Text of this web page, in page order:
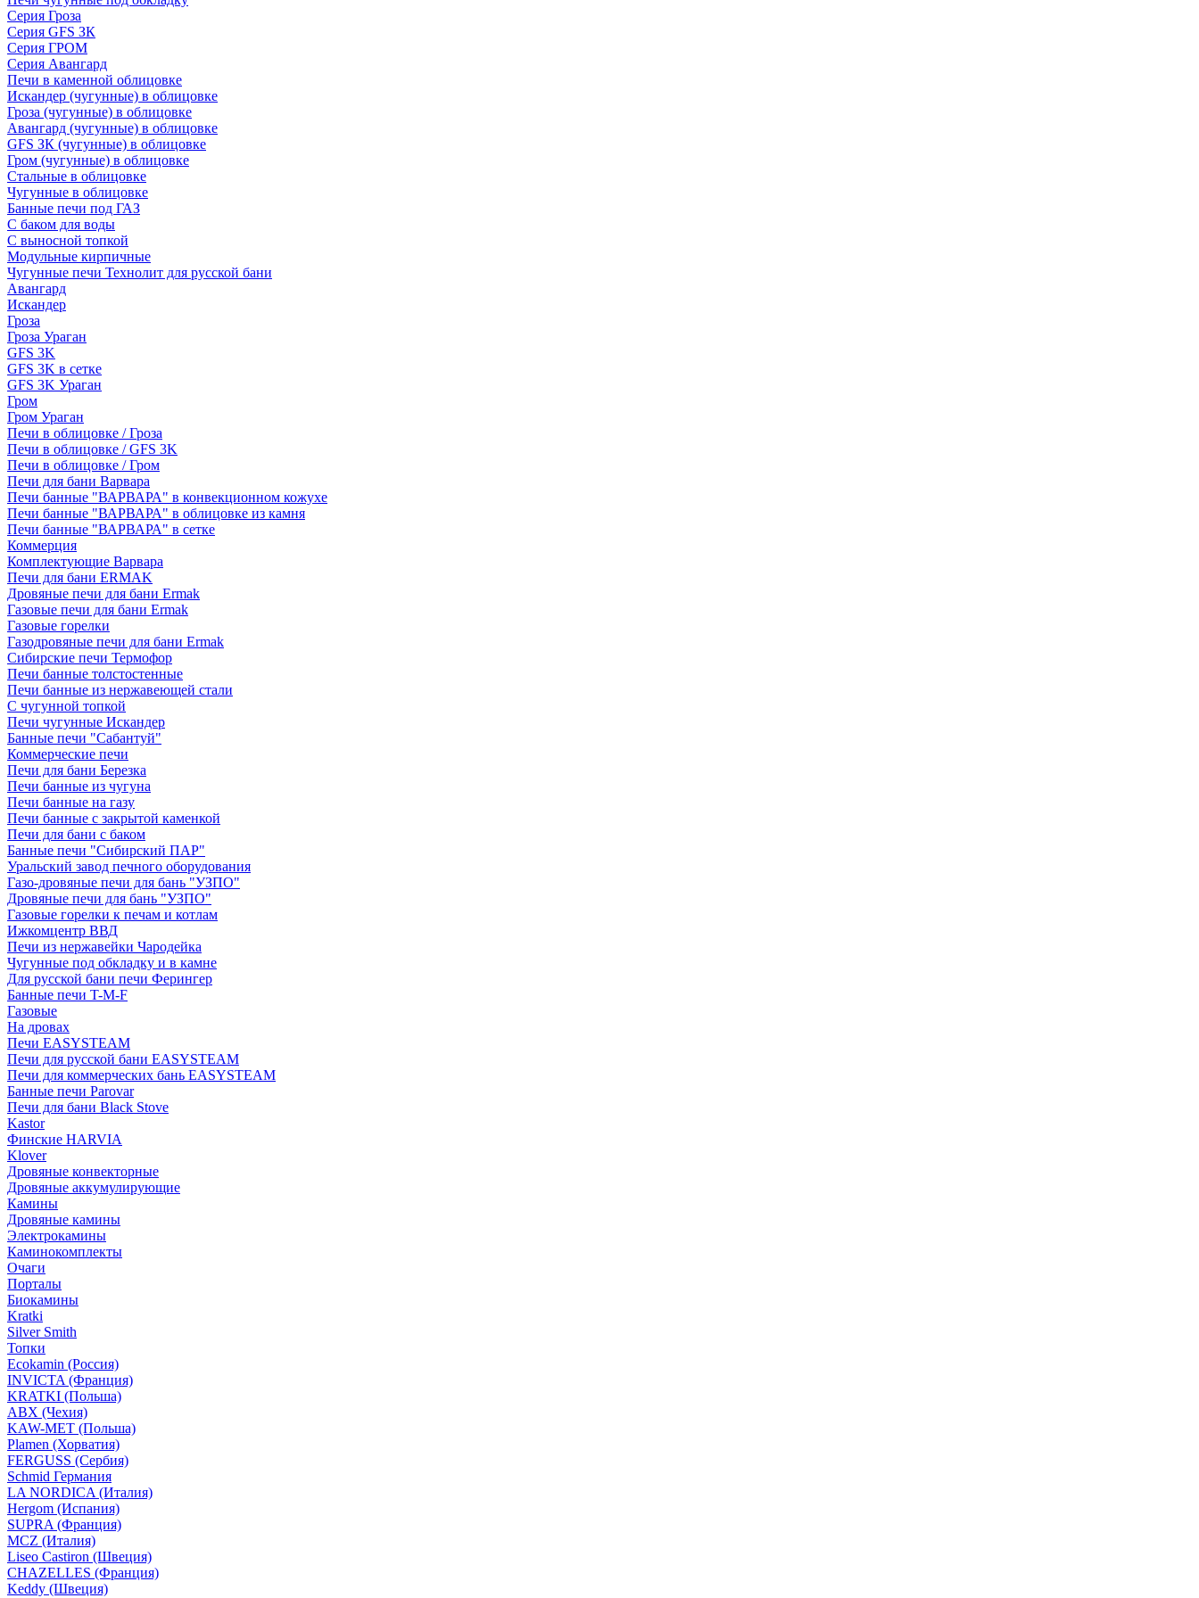
Серия Гроза
Серия GFS ЗК
Серия ГРОМ
Серия Авангард
Печи в каменной облицовке
Искандер (чугунные) в облицовке
Гроза (чугунные) в облицовке
Авангард (чугунные) в облицовке
GFS ЗК (чугунные) в облицовке
Гром (чугунные) в облицовке
Стальные в облицовке
Чугунные в облицовке
Банные печи под ГАЗ
С баком для воды
С выносной топкой
Модульные кирпичные
Чугунные печи Технолит для русской бани
Авангард
Искандер
Гроза
Гроза Ураган
GFS 3K
GFS 3K в сетке
GFS 3K Ураган
Гром
Гром Ураган
Печи в облицовке / Гроза
Печи в облицовке / GFS 3K
Печи в облицовке / Гром
Печи для бани Варвара
Печи банные "ВАРВАРА" в конвекционном кожухе
Печи банные "ВАРВАРА" в облицовке из камня
Печи банные "ВАРВАРА" в сетке
Коммерция
Комплектующие Варвара
Печи для бани ERMAK
Дровяные печи для бани Ermak
Газовые печи для бани Ermak
Газовые горелки
Газодровяные печи для бани Ermak
Сибирские печи Термофор
Печи банные толстостенные
Печи банные из нержавеющей стали
С чугунной топкой
Печи чугунные Искандер
Банные печи "Сабантуй"
Коммерческие печи
Печи для бани Березка
Печи банные из чугуна
Печи банные на газу
Печи банные с закрытой каменкой
Печи для бани с баком
Банные печи "Сибирский ПАР"
Уральский завод печного оборудования
Газо-дровяные печи для бань "УЗПО"
Дровяные печи для бань "УЗПО"
Газовые горелки к печам и котлам
Ижкомцентр ВВД
Печи из нержавейки Чародейка
Чугунные под обкладку и в камне
Для русской бани печи Ферингер
Банные печи T-M-F
Газовые
На дровах
Печи EASYSTEAM
Печи для русской бани EASYSTEAM
Печи для коммерческих бань EASYSTEAM
Банные печи Parovar
Печи для бани Black Stove
Kastor
Финские HARVIA
Klover
Дровяные конвекторные
Дровяные аккумулирующие
Камины
Дровяные камины
Электрокамины
Каминокомплекты
Очаги
Порталы
Биокамины
Kratki
Silver Smith
Топки
Ecokamin (Россия)
INVICTA (Франция)
KRATKI (Польша)
ABX (Чехия)
KAW-MET (Польша)
Plamen (Хорватия)
FERGUSS (Сербия)
Schmid Германия
LA NORDICA (Италия)
Hergom (Испания)
SUPRA (Франция)
MCZ (Италия)
Liseo Castiron (Швеция)
CHAZELLES (Франция)
Keddy (Швеция)